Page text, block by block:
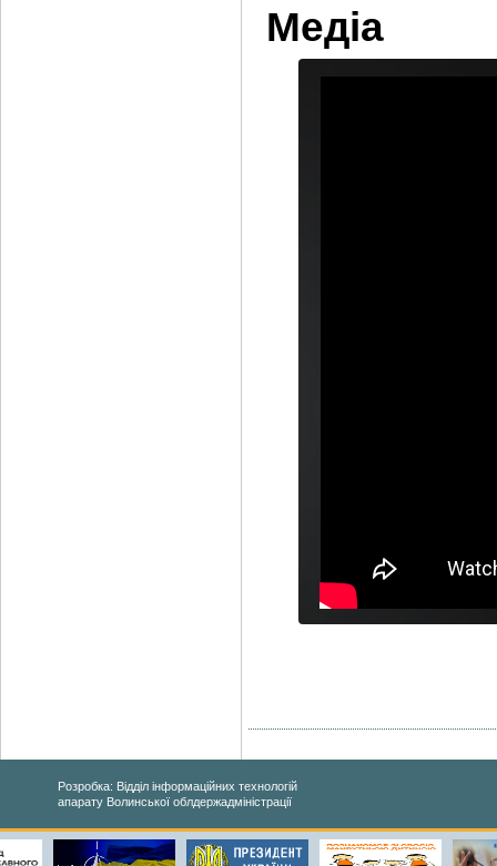
Медіа
Розробка: Відділ інформаційних технологій
апарату Волинської облдержадміністрації